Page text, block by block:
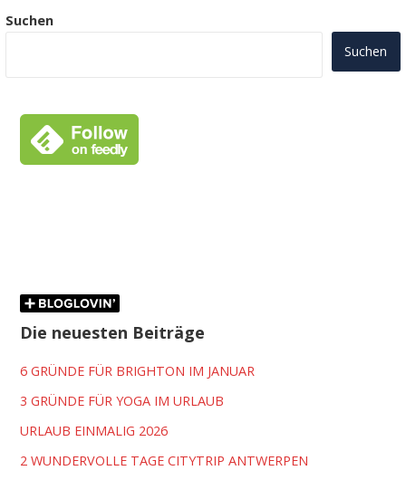
Suchen
Suchen
Die neuesten Beiträge
6 GRÜNDE FÜR BRIGHTON IM JANUAR
3 GRÜNDE FÜR YOGA IM URLAUB
URLAUB EINMALIG 2026
2 WUNDERVOLLE TAGE CITYTRIP ANTWERPEN